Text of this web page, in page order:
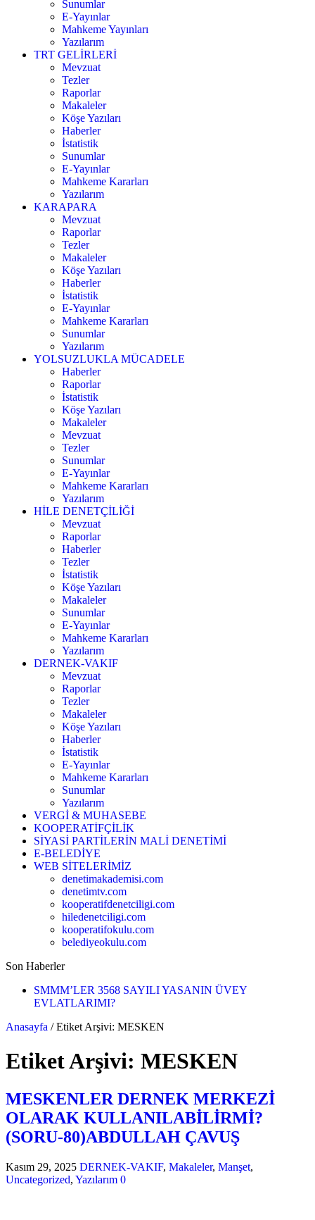
Sunumlar
E-Yayınlar
Mahkeme Yayınları
Yazılarım
TRT GELİRLERİ
Mevzuat
Tezler
Raporlar
Makaleler
Köşe Yazıları
Haberler
İstatistik
Sunumlar
E-Yayınlar
Mahkeme Kararları
Yazılarım
KARAPARA
Mevzuat
Raporlar
Tezler
Makaleler
Köşe Yazıları
Haberler
İstatistik
E-Yayınlar
Mahkeme Kararları
Sunumlar
Yazılarım
YOLSUZLUKLA MÜCADELE
Haberler
Raporlar
İstatistik
Köşe Yazıları
Makaleler
Mevzuat
Tezler
Sunumlar
E-Yayınlar
Mahkeme Kararları
Yazılarım
HİLE DENETÇİLİĞİ
Mevzuat
Raporlar
Haberler
Tezler
İstatistik
Köşe Yazıları
Makaleler
Sunumlar
E-Yayınlar
Mahkeme Kararları
Yazılarım
DERNEK-VAKIF
Mevzuat
Raporlar
Tezler
Makaleler
Köşe Yazıları
Haberler
İstatistik
E-Yayınlar
Mahkeme Kararları
Sunumlar
Yazılarım
VERGİ & MUHASEBE
KOOPERATİFÇİLİK
SİYASİ PARTİLERİN MALİ DENETİMİ
E-BELEDİYE
WEB SİTELERİMİZ
denetimakademisi.com
denetimtv.com
kooperatifdenetciligi.com
hiledenetciligi.com
kooperatifokulu.com
belediyeokulu.com
Son Haberler
SMMM’LER 3568 SAYILI YASANIN ÜVEY
EVLATLARIMI?
Anasayfa / Etiket Arşivi: MESKEN
Etiket Arşivi: MESKEN
MESKENLER DERNEK MERKEZİ
OLARAK KULLANILABİLİRMİ?
(SORU-80)ABDULLAH ÇAVUŞ
Kasım 29, 2025 DERNEK-VAKIF, Makaleler, Manşet,
Uncategorized, Yazılarım 0